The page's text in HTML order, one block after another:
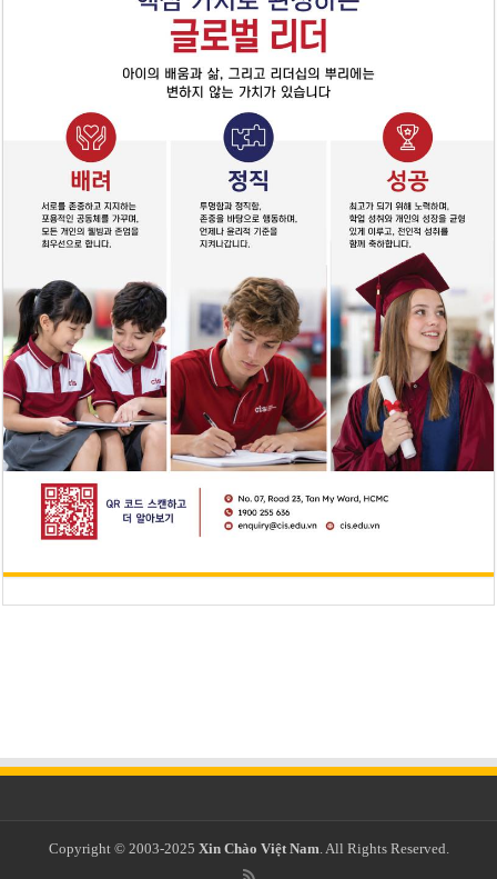
Copyright © 2003-2025 Xin Chào Việt Nam. All Rights Reserved.